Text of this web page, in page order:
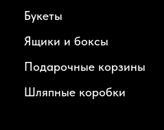
Букеты
Ящики и боксы
Подарочные корзины
Шляпные коробки